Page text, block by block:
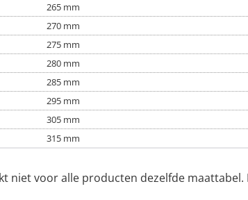
265 mm
270 mm
275 mm
280 mm
285 mm
295 mm
305 mm
315 mm
niet voor alle producten dezelfde